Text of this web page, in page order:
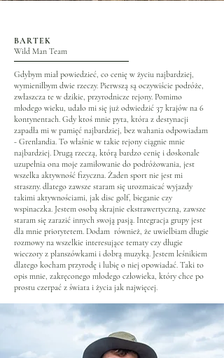
BARTEK
Wild Man Team
Gdybym miał powiedzieć, co cenię w życiu najbardziej,
wymieniłbym dwie rzeczy. Pierwszą są oczywiście podróże,
zwłaszcza te w dzikie, przyrodnicze rejony. Pomimo
młodego wieku, udało mi się już odwiedzić 37 krajów na 6
kontynentach. Gdy ktoś mnie pyta, która z destynacji
zapadła mi w pamięć najbardziej, bez wahania odpowiadam
- Grenlandia. To właśnie w takie rejony ciągnie mnie
najbardziej. Drugą rzeczą, którą bardzo cenię i doskonale
uzupełnia ona moje zamiłowanie do podróżowania, jest
wszelka aktywność fizyczna. Żaden sport nie jest mi
straszny. dlatego zawsze staram się urozmaicać wyjazdy
takimi aktywnościami, jak disc golf, bieganie czy
wspinaczka. Jestem osobą skrajnie ekstrawertyczną, zawsze
staram się zarazić innych swoją pasją. Integracja grupy jest
dla mnie priorytetem. Dodam również, że uwielbiam długie
rozmowy na wszelkie interesujące tematy czy długie
wieczory z planszówkami i dobrą muzyką. Jestem leśnikiem
dlatego kocham przyrodę i lubię o niej opowiadać. Taki to
opis mnie, zakręconego młodego człowieka, który chce po
prostu czerpać z świata i życia jak najwięcej.